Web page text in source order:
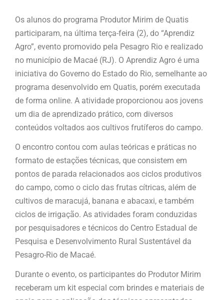
Os alunos do programa Produtor Mirim de Quatis
participaram, na última terça-feira (2), do “Aprendiz
Agro”, evento promovido pela Pesagro Rio e realizado
no município de Macaé (RJ). O Aprendiz Agro é uma
iniciativa do Governo do Estado do Rio, semelhante ao
programa desenvolvido em Quatis, porém executada
de forma online. A atividade proporcionou aos jovens
um dia de aprendizado prático, com diversos
conteúdos voltados aos cultivos frutíferos do campo.
O encontro contou com aulas teóricas e práticas no
formato de estações técnicas, que consistem em
pontos de parada relacionados aos ciclos produtivos
do campo, como o ciclo das frutas cítricas, além de
cultivos de maracujá, banana e abacaxi, e também
ciclos de irrigação. As atividades foram conduzidas
por pesquisadores e técnicos do Centro Estadual de
Pesquisa e Desenvolvimento Rural Sustentável da
Pesagro-Rio de Macaé.
Durante o evento, os participantes do Produtor Mirim
receberam um kit especial com brindes e materiais de